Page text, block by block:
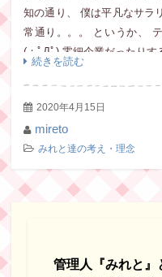
知の通り、 僕は平凡なサラ
常通り。。。 というか、
(；ﾟДﾟ) 零細企業だったり
続きを読む
2020年4月15日
mireto
みれと達の考え・理念
管理人『みれと』